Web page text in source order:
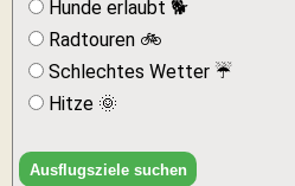
Hunde erlaubt 🐕
Radtouren 🚲
Schlechtes Wetter ☔
Hitze 🌞